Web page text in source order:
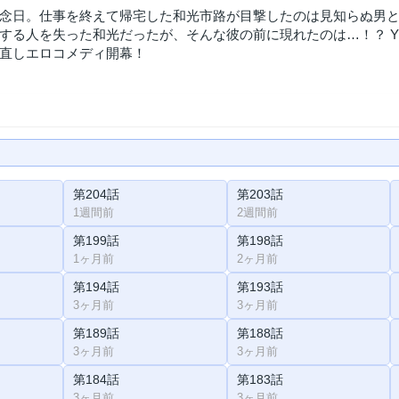
日。仕事を終えて帰宅した和光市路が目撃したのは見知らぬ
る人を失った和光だったが、そんな彼の前に現れたのは…！？
しエロコメディ開幕！
第204話
1週間前
第203話
2週間前
第199話
1ヶ月前
第198話
2ヶ月前
第194話
3ヶ月前
第193話
3ヶ月前
第189話
3ヶ月前
第188話
3ヶ月前
第184話 第183話